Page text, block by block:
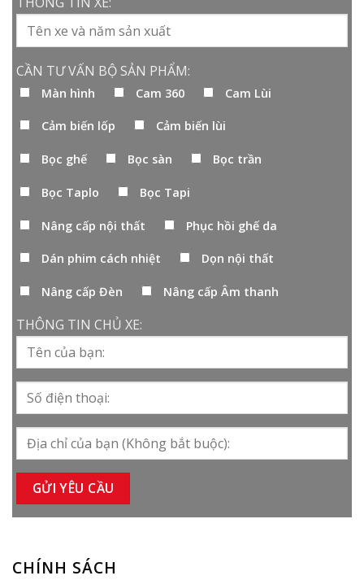
CẦN TƯ VẤN BỘ SẢN PHẨM:
Màn hình Cam 360 Cam Lùi
Cảm biến lốp Cảm biến lùi
Bọc ghế Bọc sàn Bọc trần
Bọc Taplo Bọc Tapi
Nâng cấp nội thất Phục hồi ghế da
Dán phim cách nhiệt Dọn nội thất
Nâng cấp Đèn Nâng cấp Âm thanh
THÔNG TIN CHỦ XE:
CHÍNH SÁCH